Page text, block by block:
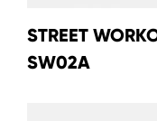
STREET
SW02A